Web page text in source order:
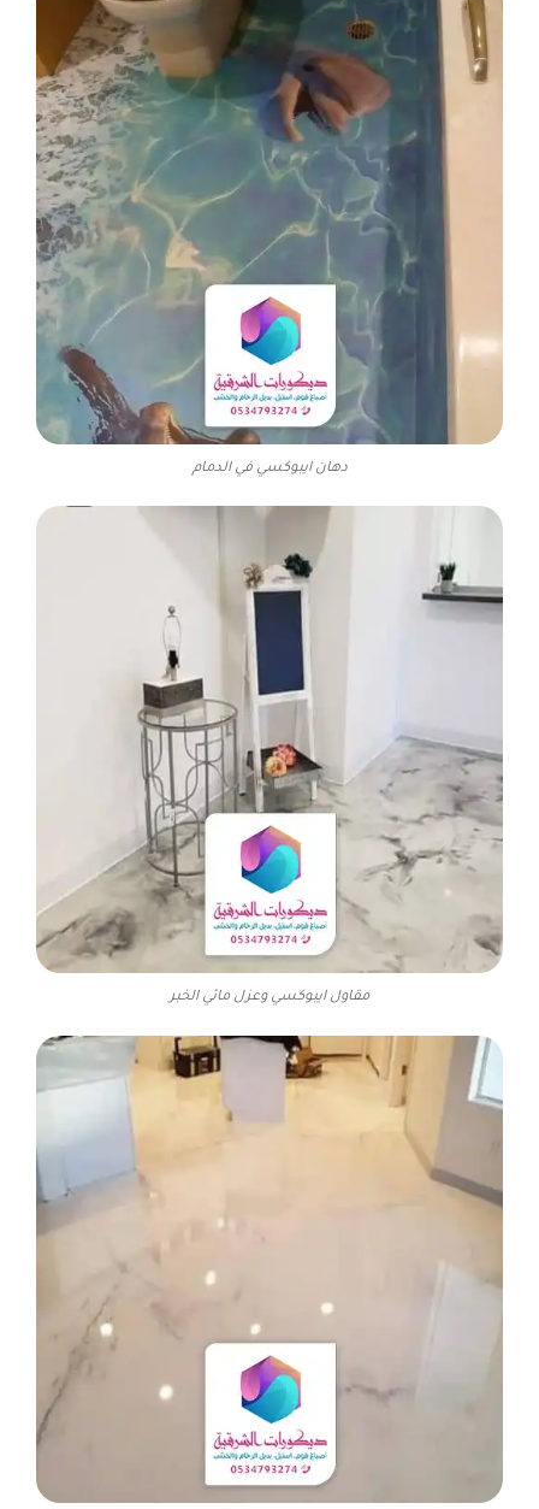
دهان ايبوكسي في الدمام
مقاول ايبوكسي وعزل مائي الخبر